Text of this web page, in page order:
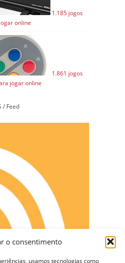
o consentimento
usamos tecnologias como
1.185 jogos
online
1.861 jogos
jogar online
/ Feed